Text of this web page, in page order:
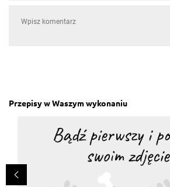
Przepisy w Waszym wykonaniu